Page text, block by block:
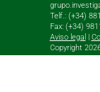
Telf.: (+34)
Fax: (+34)
Aviso legal
Copyright